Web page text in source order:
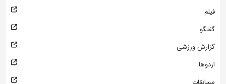
فیلم
گفتگو
گزارش ورزشی
اردوها